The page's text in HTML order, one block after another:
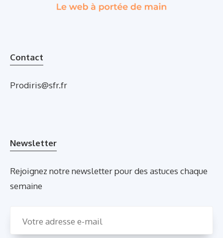
Contact
Prodiris@sfr.fr
Newsletter
Rejoignez notre newsletter pour des astuces chaque
semaine